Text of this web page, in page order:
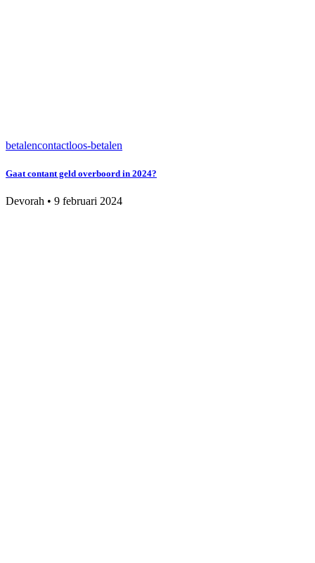
betalencontactloos-betalen
Gaat contant geld overboord in 2024?
Devorah • 9 februari 2024